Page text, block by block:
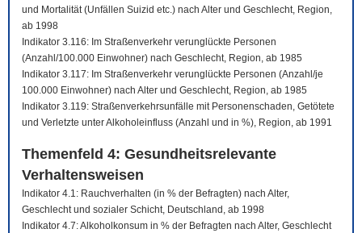
und Mortalität (Unfällen Suizid etc.) nach Alter und Geschlecht, Region,
ab 1998
Indikator 3.116: Im Straßenverkehr verunglückte Personen
(Anzahl/100.000 Einwohner) nach Geschlecht, Region, ab 1985
Indikator 3.117: Im Straßenverkehr verunglückte Personen (Anzahl/je
100.000 Einwohner) nach Alter und Geschlecht, Region, ab 1985
Indikator 3.119: Straßenverkehrsunfälle mit Personenschaden, Getötete
und Verletzte unter Alkoholeinfluss (Anzahl und in %), Region, ab 1991
Themenfeld 4: Gesundheitsrelevante
Verhaltensweisen
Indikator 4.1: Rauchverhalten (in % der Befragten) nach Alter,
Geschlecht und sozialer Schicht, Deutschland, ab 1998
Indikator 4.7: Alkoholkonsum in % der Befragten nach Alter, Geschlecht